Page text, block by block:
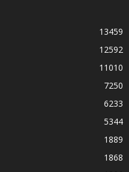
13459
12592
11010
7250
6233
5344
1889
1868